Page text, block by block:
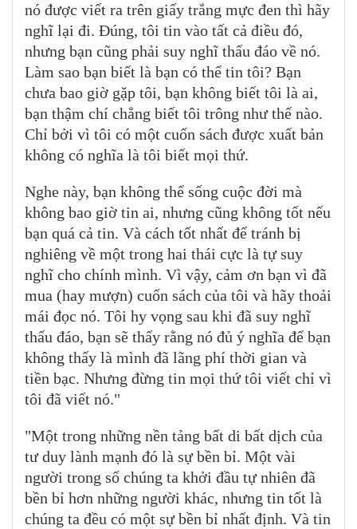
nó được viết ra trên giấy trắng mực đen thì hãy
nghĩ lại đi. Đúng, tôi tin vào tất cả điều đó,
nhưng bạn cũng phải suy nghĩ thấu đáo về nó.
Làm sao bạn biết là bạn có thể tin tôi? Bạn
chưa bao giờ gặp tôi, bạn không biết tôi là ai,
bạn thậm chí chẳng biết tôi trông như thế nào.
Chỉ bởi vì tôi có một cuốn sách được xuất bản
không có nghĩa là tôi biết mọi thứ.
Nghe này, bạn không thể sống cuộc đời mà
không bao giờ tin ai, nhưng cũng không tốt nếu
bạn quá cả tin. Và cách tốt nhất để tránh bị
nghiêng về một trong hai thái cực là tự suy
nghĩ cho chính mình. Vì vậy, cảm ơn bạn vì đã
mua (hay mượn) cuốn sách của tôi và hãy thoải
mái đọc nó. Tôi hy vọng sau khi đã suy nghĩ
thấu đáo, bạn sẽ thấy rằng nó đủ ý nghĩa để bạn
không thấy là mình đã lãng phí thời gian và
tiền bạc. Nhưng đừng tin mọi thứ tôi viết chỉ vì
tôi đã viết nó."
"Một trong những nền tảng bất di bất dịch của
tư duy lành mạnh đó là sự bền bỉ. Một vài
người trong số chúng ta khởi đầu tự nhiên đã
bền bỉ hơn những người khác, nhưng tin tốt là
chúng ta đều có một sự bền bỉ nhất định. Và tin